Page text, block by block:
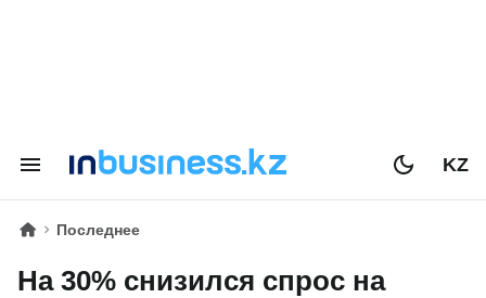
KZ
Последнее
На 30% снизился спрос на